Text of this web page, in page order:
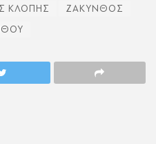
ΚΛΟΠΗΣ
ΖΑΚΥΝΘΟΣ